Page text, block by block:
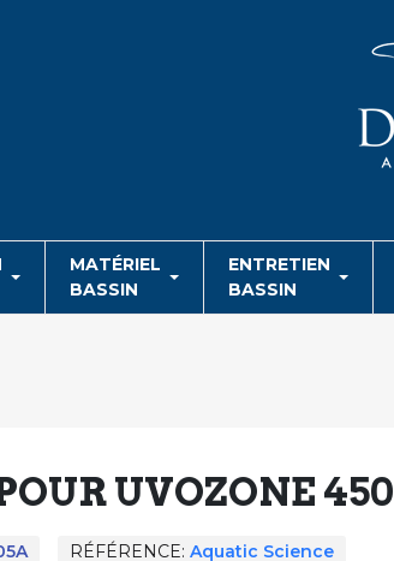
MATÉRIEL
BASSIN
ENTRETIEN
BASSIN
UVOZONE 450
RÉFÉRENCE Aquatic Science